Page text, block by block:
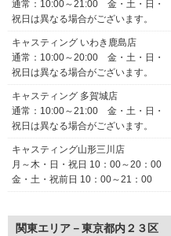
通常：10:00～21:00 金・土・日・
祝日は異なる場合がございます。
キャスティング いわき鹿島店
通常：10:00～20:00 金・土・日・
祝日は異なる場合がございます。
キャスティング 多賀城店
通常：10:00～21:00 金・土・日・
祝日は異なる場合がございます。
キャスティング山形三川店
月～木・日・祝日 10：00～20：00
金・土・祝前日 10：00～21：00
関東エリア－東京都内２３区